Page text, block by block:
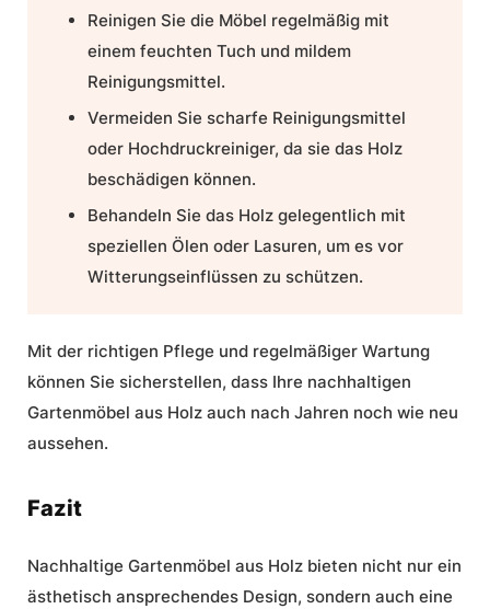
Reinigen Sie die Möbel regelmäßig mit
einem feuchten Tuch und mildem
Reinigungsmittel.
Vermeiden Sie scharfe Reinigungsmittel
oder Hochdruckreiniger, da sie das Holz
beschädigen können.
Behandeln Sie das Holz gelegentlich mit
speziellen Ölen oder Lasuren, um es vor
Witterungseinflüssen zu schützen.
Mit der richtigen Pflege und regelmäßiger Wartung
können Sie sicherstellen, dass Ihre nachhaltigen
Gartenmöbel aus Holz auch nach Jahren noch wie neu
aussehen.
Fazit
Nachhaltige Gartenmöbel aus Holz bieten nicht nur ein
ästhetisch ansprechendes Design, sondern auch eine